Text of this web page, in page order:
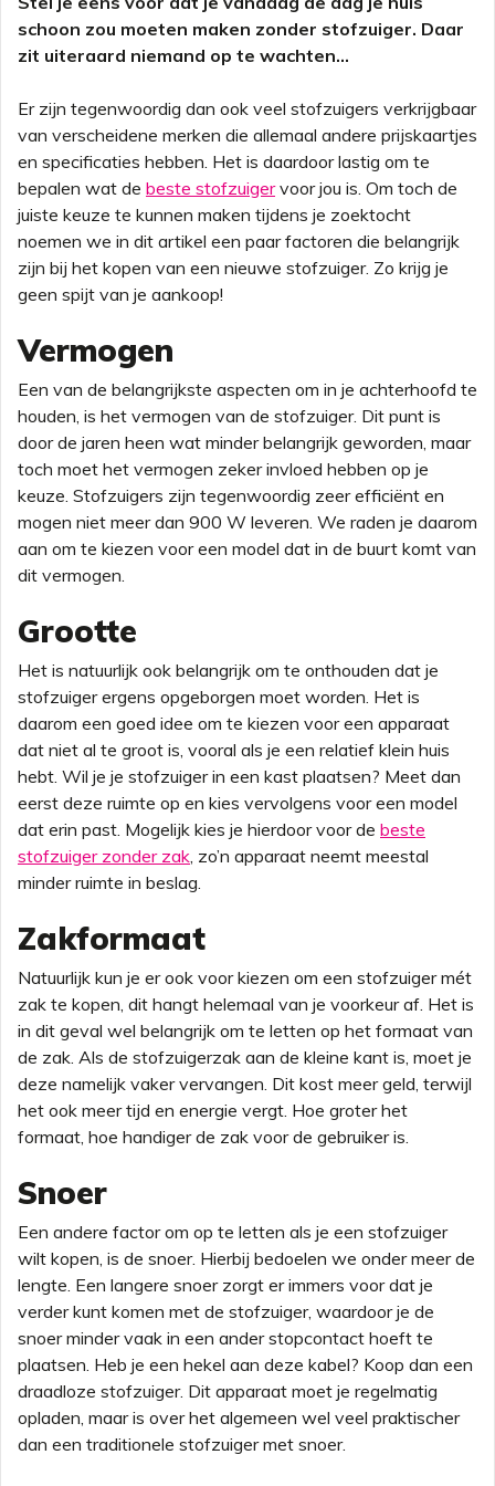
schoon zou moeten maken zonder stofzuiger. Daar
zit uiteraard niemand op te wachten...
Er zijn tegenwoordig dan ook veel stofzuigers verkrijgbaar
van verscheidene merken die allemaal andere prijskaartjes
en specificaties hebben. Het is daardoor lastig om te
bepalen wat de beste stofzuigervoor jou is. Om toch de
juiste keuze te kunnen maken tijdens je zoektocht
noemen we in dit artikel een paar factoren die belangrijk
zijn bij het kopen van een nieuwe stofzuiger. Zo krijg je
geen spijt van je aankoop!
Vermogen
Een van de belangrijkste aspecten om in je achterhoofd te
houden, is het vermogen van de stofzuiger. Dit punt is
door de jaren heen wat minder belangrijk geworden, maar
toch moet het vermogen zeker invloed hebben op je
keuze. Stofzuigers zijn tegenwoordig zeer efficiënt en
mogen niet meer dan 900 W leveren. We raden je daarom
aan om te kiezen voor een model dat in de buurt komt van
dit vermogen.
Grootte
Het is natuurlijk ook belangrijk om te onthouden dat je
stofzuiger ergens opgeborgen moet worden. Het is
daarom een goed idee om te kiezen voor een apparaat
dat niet al te groot is, vooral als je een relatief klein huis
hebt. Wil je je stofzuiger in een kast plaatsen? Meet dan
eerst deze ruimte op en kies vervolgens voor een model
dat erin past. Mogelijk kies je hierdoor voor de beste
stofzuiger zonder zak, zo’n apparaat neemt meestal
minder ruimte in beslag.
Zakformaat
Natuurlijk kun je er ook voor kiezen om een stofzuiger mét
zak te kopen, dit hangt helemaal van je voorkeur af. Het is
in dit geval wel belangrijk om te letten op het formaat van
de zak. Als de stofzuigerzak aan de kleine kant is, moet je
deze namelijk vaker vervangen. Dit kost meer geld, terwijl
het ook meer tijd en energie vergt. Hoe groter het
formaat, hoe handiger de zak voor de gebruiker is.
Snoer
Een andere factor om op te letten als je een stofzuiger
wilt kopen, is de snoer. Hierbij bedoelen we onder meer de
lengte. Een langere snoer zorgt er immers voor dat je
verder kunt komen met de stofzuiger, waardoor je de
snoer minder vaak in een ander stopcontact hoeft te
plaatsen. Heb je een hekel aan deze kabel? Koop dan een
draadloze stofzuiger. Dit apparaat moet je regelmatig
opladen, maar is over het algemeen wel veel praktischer
dan een traditionele stofzuiger met snoer.